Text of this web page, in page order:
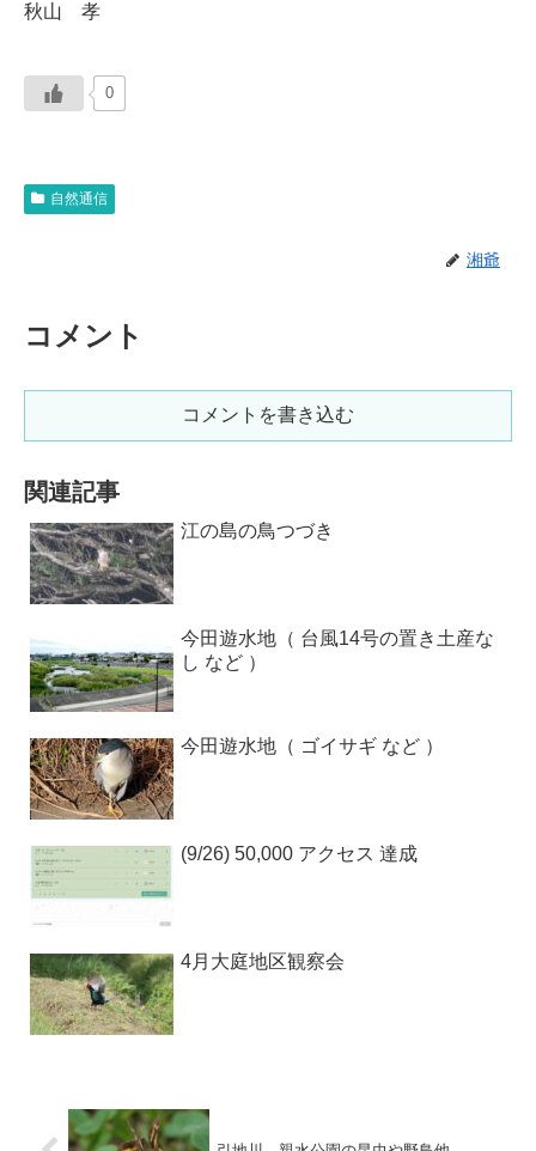
秋山 孝
0
自然通信
湘爺
コメント
コメントを書き込む
関連記事
江の島の鳥つづき
今田遊水地（ 台風14号の置き土産な
し など ）
今田遊水地（ ゴイサギ など ）
(9/26) 50,000 アクセス 達成
4月大庭地区観察会